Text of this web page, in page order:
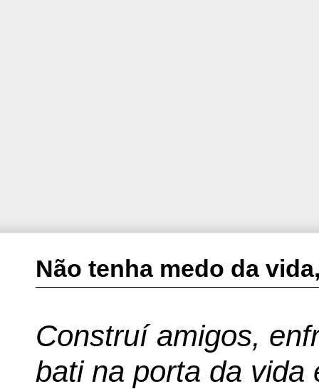
Não tenha medo da
Construí amigos,
bati na porta da vida